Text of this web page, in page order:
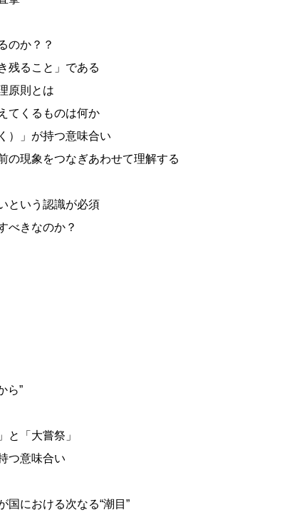
のか？？
残ること」である
原則とは
てくるものは何か
）」が持つ意味合い
現象をつなぎあわせて理解する
という認識が必須
べきなのか？
ら”
「大嘗祭」
つ意味合い
における次なる“潮目”